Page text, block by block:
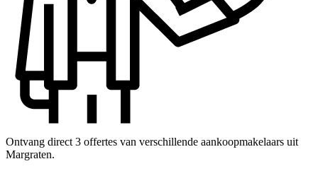
Ontvang direct 3 offertes van verschillende aankoopmakelaars uit
Margraten.